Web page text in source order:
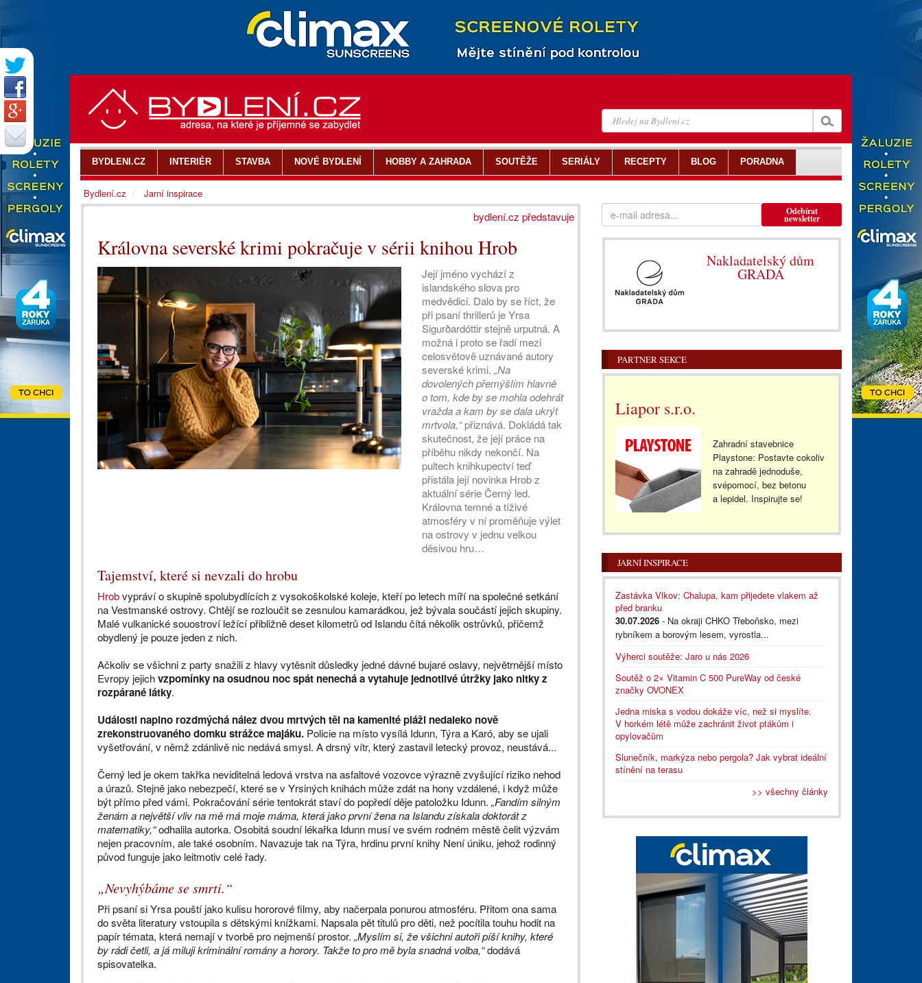
bydlení.cz představuje
Královna severské krimi pokračuje v sérii knihou Hrob
Její jméno vychází z
islandského slova pro
medvědici. Dalo by se říct, že
při psaní thrillerů je Yrsa
Sigurðardóttir stejně urputná. A
možná i proto se řadí mezi
celosvětově uznávané autory
severské krimi. „Na
dovolených přemýšlím hlavně
o tom, kde by se mohla odehrát
vražda a kam by se dala ukrýt
mrtvola,“přiznává. Dokládá tak
skutečnost, že její práce na
příběhu nikdy nekončí. Na
pultech knihkupectví teď
přistála její novinka Hrob z
aktuální série Černý led.
Královna temné a tíživé
atmosféry v ní proměňuje výlet
na ostrovy v jednu velkou
děsivou hru…
Tajemství, které si nevzali do hrobu
Hrobvypráví o skupině spolubydlících z vysokoškolské koleje, kteří po letech míří na společné setkání
na Vestmanské ostrovy. Chtějí se rozloučit se zesnulou kamarádkou, jež bývala součástí jejich skupiny.
Malé vulkanické souostroví ležící přibližně deset kilometrů od Islandu čítá několik ostrůvků, přičemž
obydlený je pouze jeden z nich.
Ačkoliv se všichni z party snažili z hlavy vytěsnit důsledky jedné dávné bujaré oslavy, největrnější místo
Evropy jejichvzpomínky na osudnou noc spát nenechá a vytahuje jednotlivé útržky jako nitky z
rozpárané látky.
Události naplno rozdmýchá nález dvou mrtvých těl na kamenité pláži nedaleko nově
zrekonstruovaného domku strážce majáku. Policie na místo vysílá Idunn, Týra a Karó, aby se ujali
vyšetřování, v němž zdánlivě nic nedává smysl. A drsný vítr, který zastavil letecký provoz, neustává...
Černý led je okem takřka neviditelná ledová vrstva na asfaltové vozovce výrazně zvyšující riziko nehod
a úrazů. Stejně jako nebezpečí, které se v Yrsiných knihách může zdát na hony vzdálené, i když může
být přímo před vámi. Pokračování série tentokrát staví do popředí děje patoložku Idunn. „Fandím silným
ženám a největší vliv na mě má moje máma, která jako první žena na Islandu získala doktorát z
matematiky,“odhalila autorka. Osobitá soudní lékařka Idunn musí ve svém rodném městě čelit výzvám
nejen pracovním, ale také osobním. Navazuje tak na Týra, hrdinu první knihy Není úniku, jehož rodinný
původ funguje jako leitmotiv celé řady.
„Nevyhýbáme se smrti.“
Při psaní si Yrsa pouští jako kulisu hororové filmy, aby načerpala ponurou atmosféru. Přitom ona sama
do světa literatury vstoupila s dětskými knížkami. Napsala pět titulů pro děti, než pocítila touhu hodit na
papír témata, která nemají v tvorbě pro nejmenší prostor. „Myslím si, že všichni autoři píší knihy, které
by rádi četli, a já miluji kriminální romány a horory. Takže to pro mě byla snadná volba,“dodává
spisovatelka.
Odebírat
newsletter
Nakladatelský dům
GRADA
PARTNER SEKCE
Liapor s.r.o.
Zahradní stavebnice
Playstone: Postavte cokoliv
na zahradě jednoduše,
svépomocí, bez betonu
a lepidel. Inspirujte se!
JARNÍ INSPIRACE
Zastávka Vlkov: Chalupa, kam přijedete vlakem až
před branku
30.07.2026 - Na okraji CHKO Třeboňsko, mezi
rybníkem a borovým lesem, vyrostla...
Výherci soutěže: Jaro u nás 2026
Soutěž o 2× Vitamin C 500 PureWay od české
značky OVONEX
Jedna miska s vodou dokáže víc, než si myslíte.
V horkém létě může zachránit život ptákům i
opylovačům
Slunečník, markýza nebo pergola? Jak vybrat ideální
stínění na terasu
>> všechny články
BYDLENI.CZ INTERIÉR STAVBA NOVÉ BYDLENÍ HOBBY A ZAHRADA SOUTĚŽE SERIÁLY RECEPTY BLOG PORADNA
Bydlení.cz Jarní inspirace